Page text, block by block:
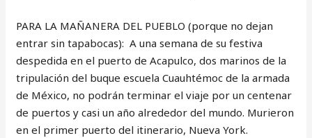
PARA LA MAÑANERA DEL PUEBLO (porque no dejan
entrar sin tapabocas): A una semana de su festiva
despedida en el puerto de Acapulco, dos marinos de la
tripulación del buque escuela Cuauhtémoc de la armada
de México, no podrán terminar el viaje por un centenar
de puertos y casi un año alrededor del mundo. Murieron
en el primer puerto del itinerario, Nueva York.